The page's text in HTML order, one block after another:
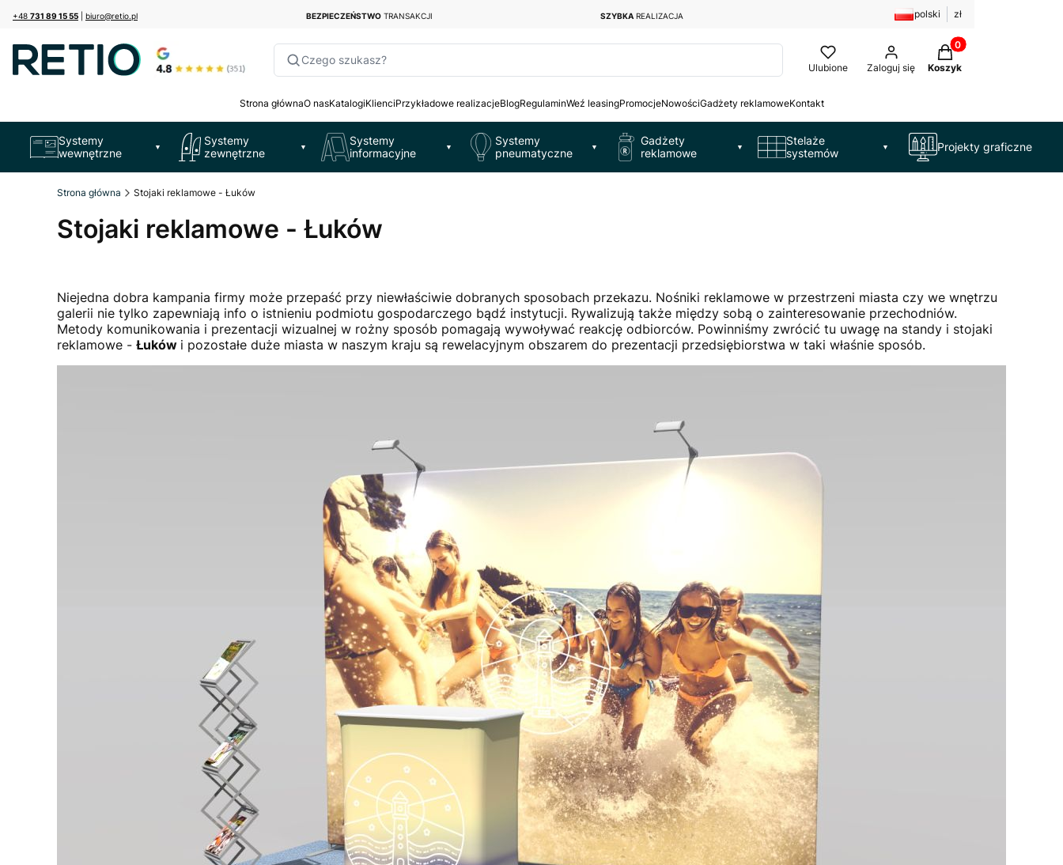
+48 731 89 15 55 biuro@retio.pl BEZPIECZEŃSTWO TRANSAKCJI SZYBKAREALIZACJA polski zł
Czego szukasz?
Ulubione Zaloguj się
Produkty w koszyku:
Koszyk
Strona głównaO nasKatalogiKlienciPrzykładowe realizacjeBlogRegulaminWeź leasingPromocjeNowościGadżety reklamoweKontakt
Systemy
wewnętrzne
▼
Systemy
zewnętrzne
▼
Systemy
informacyjne
▼
Systemy
pneumatyczne
▼
Gadżety
reklamowe
▼
Stelaże
systemów
▼ Projekty graficzne
Strona główna Stojaki reklamowe - Łuków
Stojaki reklamowe - Łuków
Niejedna dobra kampania firmy może przepaść przy niewłaściwie dobranych sposobach przekazu. Nośniki reklamowe w przestrzeni miasta czy we wnętrzu
galerii nie tylko zapewniają info o istnieniu podmiotu gospodarczego bądź instytucji. Rywalizują także między sobą o zainteresowanie przechodniów.
Metody komunikowania i prezentacji wizualnej w rożny sposób pomagają wywoływać reakcję odbiorców. Powinniśmy zwrócić tu uwagę na standy i stojaki
reklamowe - Łuków i pozostałe duże miasta w naszym kraju są rewelacyjnym obszarem do prezentacji przedsiębiorstwa w taki właśnie sposób.